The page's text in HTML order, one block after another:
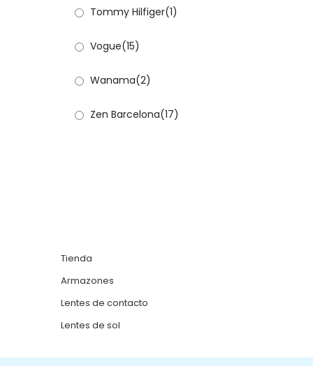
Tommy Hilfiger(1)
Vogue(15)
Wanama(2)
Zen Barcelona(17)
Tienda
Armazones
Lentes de contacto
Lentes de sol